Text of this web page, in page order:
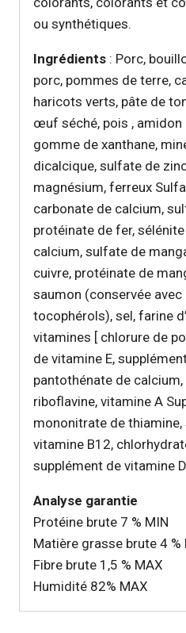
ou synthétiques.
Ingrédients : Porc,
porc, pommes de terre,
haricots verts, pâte de
œuf séché, pois , amidon
gomme de xanthane,
dicalcique, sulfate de
magnésium, ferreux
carbonate de calcium,
protéinate de fer,
calcium, sulfate de
cuivre, protéinate de
saumon (conservée avec
tocophérols), sel, farine
vitamines [ chlorure de
de vitamine E,
pantothénate de
riboflavine, vitamine A
mononitrate de
vitamine B12,
supplément de vitamine
Analyse garantie
Protéine brute 7 % MIN
Matière grasse brute 4 %
Fibre brute 1,5 % MAX
Humidité 82% MAX